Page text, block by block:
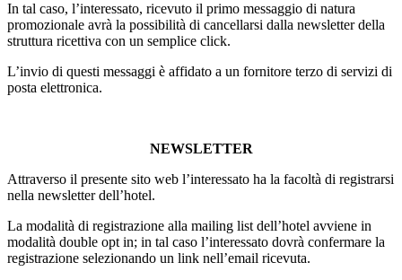
In tal caso, l’interessato, ricevuto il primo messaggio di natura
promozionale avrà la possibilità di cancellarsi dalla newsletter della
struttura ricettiva con un semplice click.
L’invio di questi messaggi è affidato a un fornitore terzo di servizi di
posta elettronica.
NEWSLETTER
Attraverso il presente sito web l’interessato ha la facoltà di registrarsi
nella newsletter dell’hotel.
La modalità di registrazione alla mailing list dell’hotel avviene in
modalità double opt in; in tal caso l’interessato dovrà confermare la
registrazione selezionando un link nell’email ricevuta.